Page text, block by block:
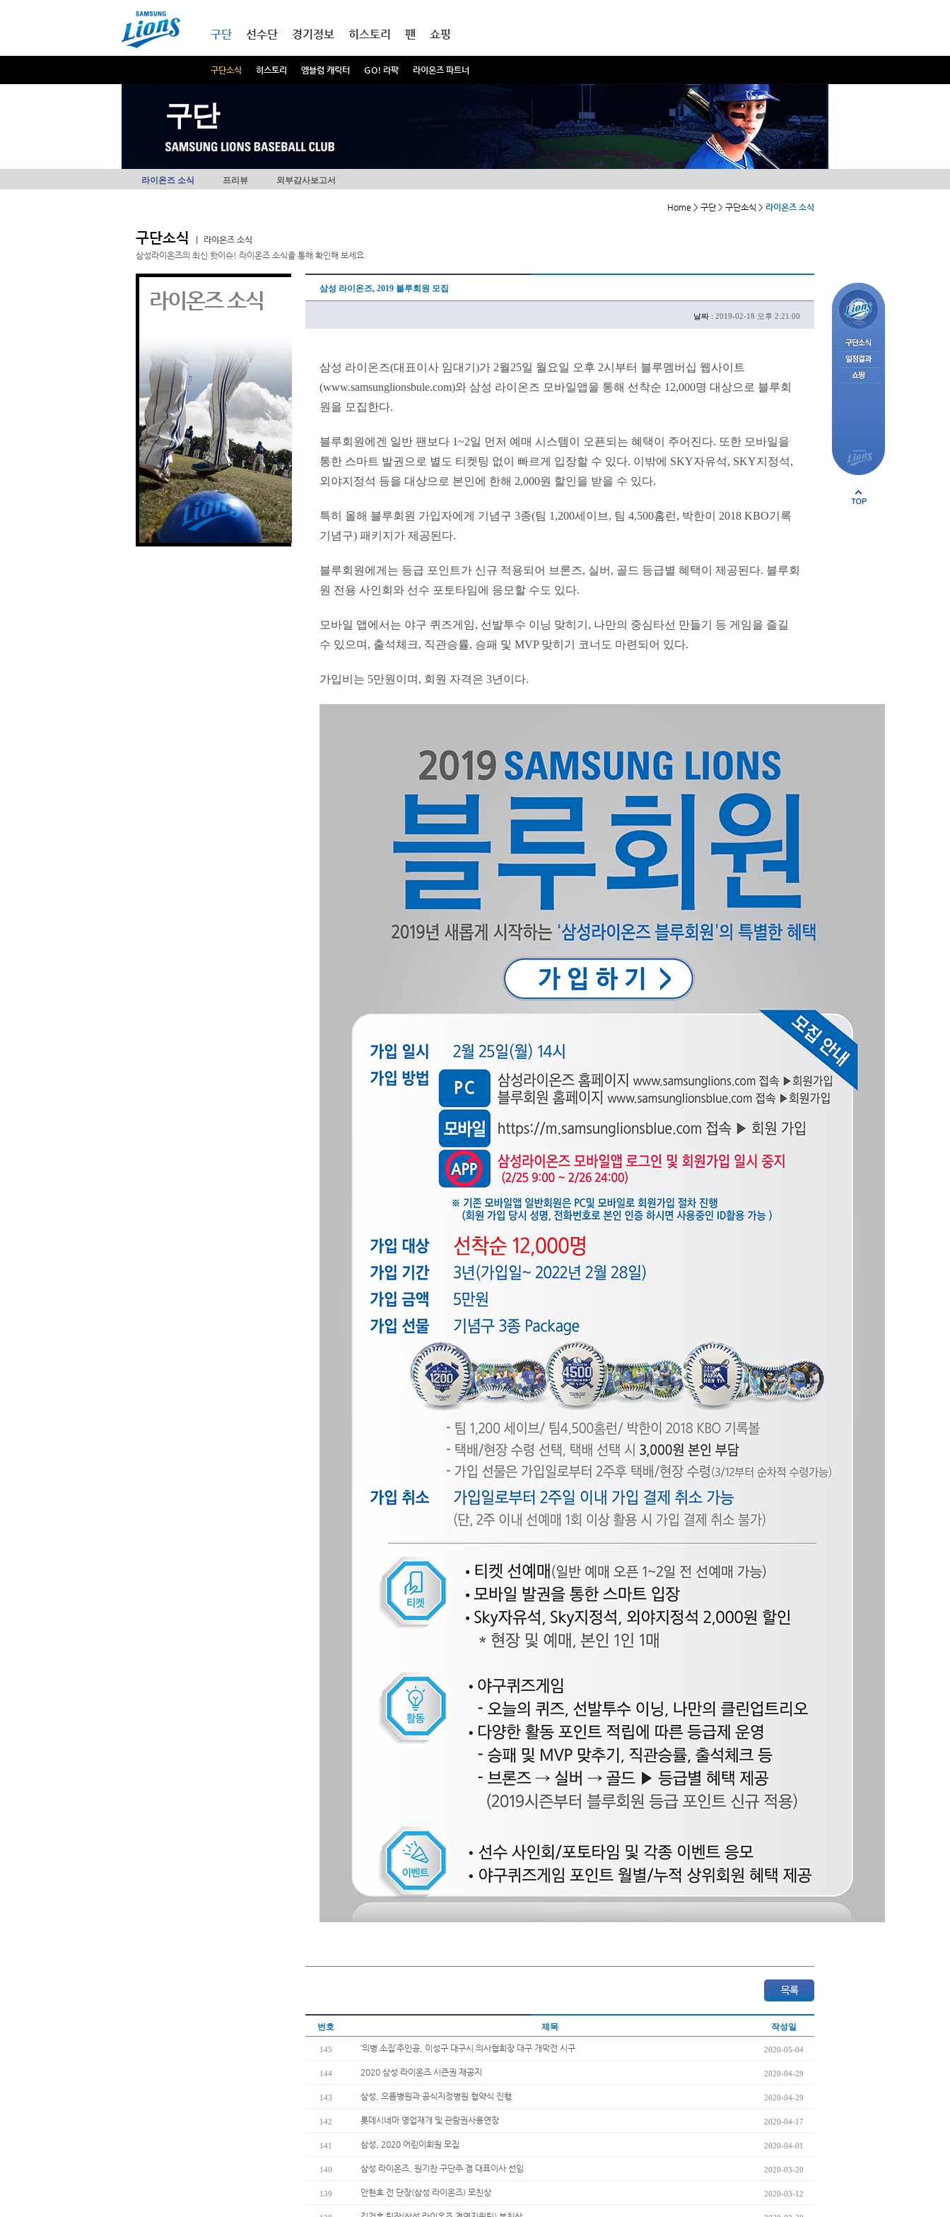
구단
구단소식 히스토리 엠블럼 캐릭터 GO! 라팍 라이온즈 파트너
선수단 경기정보 히스토리 팬 쇼핑
구단
라이온즈 소식 프리뷰 외부감사보고서
Home > 구단 > 구단소식 > 라이온즈 소식
구단소식
라이온즈 소식
삼성라이온즈의 최신 핫이슈! 라이온즈 소식을 통해 확인해 보세요.
라이온즈 소식 삼성 라이온즈, 2019 블루회원 모집
날짜 : 2019-02-18 오후 2:21:00
삼성 라이온즈(대표이사 임대기)가 2월25일 월요일 오후 2시부터 블루멤버십 웹사이트
(www.samsunglionsbule.com)와 삼성 라이온즈 모바일앱을 통해 선착순 12,000명 대상으로 블루회
원을 모집한다.
블루회원에겐 일반 팬보다 1~2일 먼저 예매 시스템이 오픈되는 혜택이 주어진다. 또한 모바일을
통한 스마트 발권으로 별도 티켓팅 없이 빠르게 입장할 수 있다. 이밖에 SKY자유석, SKY지정석,
외야지정석 등을 대상으로 본인에 한해 2,000원 할인을 받을 수 있다.
특히 올해 블루회원 가입자에게 기념구 3종(팀 1,200세이브, 팀 4,500홈런, 박한이 2018 KBO기록
기념구) 패키지가 제공된다.
블루회원에게는 등급 포인트가 신규 적용되어 브론즈, 실버, 골드 등급별 혜택이 제공된다. 블루회
원 전용 사인회와 선수 포토타임에 응모할 수도 있다.
모바일 앱에서는 야구 퀴즈게임, 선발투수 이닝 맞히기, 나만의 중심타선 만들기 등 게임을 즐길
수 있으며, 출석체크, 직관승률, 승패 및 MVP 맞히기 코너도 마련되어 있다.
가입비는 5만원이며, 회원 자격은 3년이다.
번호 제목 작성일
145 ‘의병 소집’주인공, 이성구 대구시 의사협회장 대구 개막전 시구 2020-05-04
144 2020 삼성 라이온즈 시즌권 재공지 2020-04-29
143 삼성, 으뜸병원과 공식지정병원 협약식 진행 2020-04-29
142 롯데시네마 영업재개 및 관람권사용연장 2020-04-17
141 삼성, 2020 어린이회원 모집 2020-04-01
140 삼성 라이온즈, 원기찬 구단주 겸 대표이사 선임 2020-03-20
139 안현호 전 단장(삼성 라이온즈) 모친상 2020-03-12